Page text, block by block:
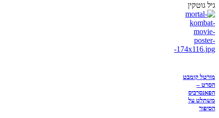
גיל גוטקין
מורטל קומבט
הסרט –
הפאנסרביס
משתלט על
הסיפור